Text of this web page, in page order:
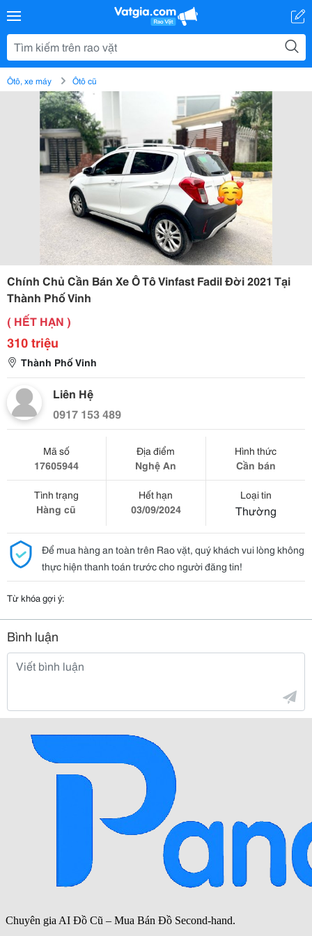
Ôtô, xe máy Ôtô cũ
Chính Chủ Cần Bán Xe Ô Tô Vinfast Fadil Đời 2021 Tại
Thành Phố Vinh
( HẾT HẠN )
310 triệu
Thành Phố Vinh
Liên Hệ
0917 153 489
Mã số
17605944
Địa điểm
Nghệ An
Hình thức
Cần bán
Tình trạng
Hàng cũ
Hết hạn
03/09/2024
Loại tin
Thường
Để mua hàng an toàn trên Rao vặt, quý khách vui lòng không
thực hiện thanh toán trước cho người đăng tin!
Từ khóa gợi ý:
Bình luận